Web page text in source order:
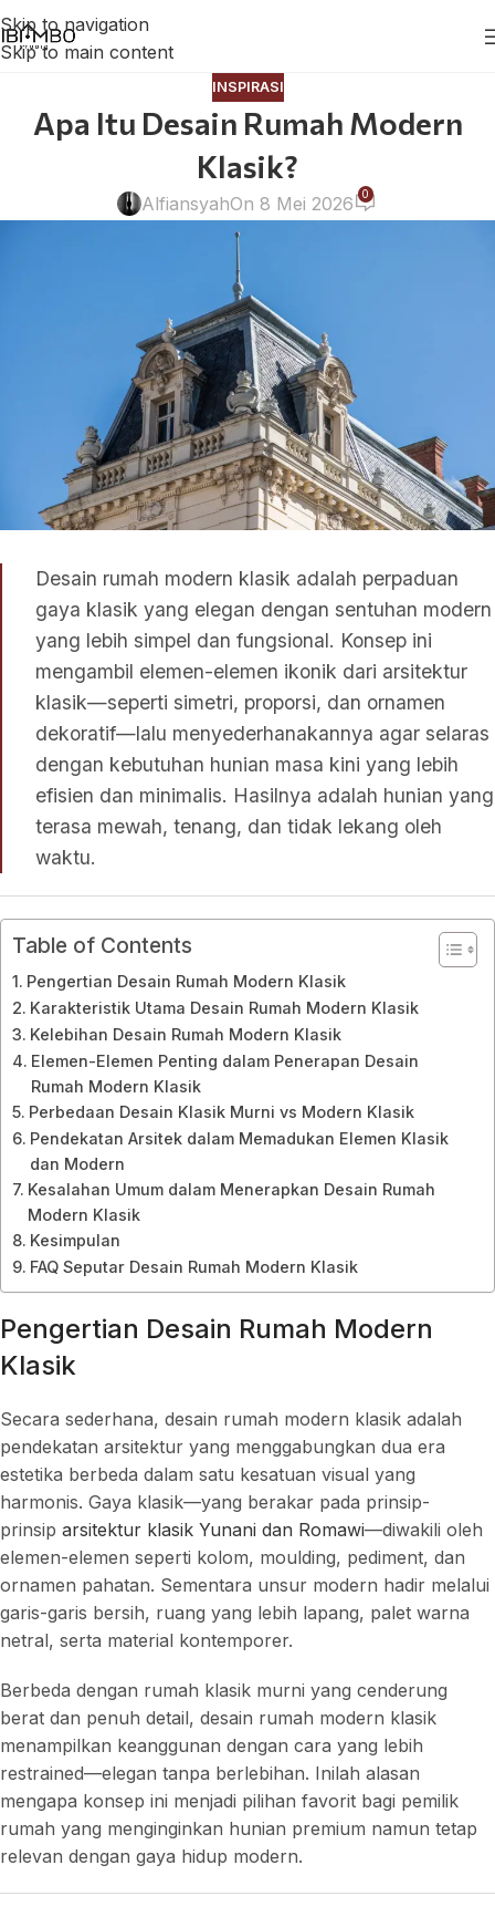
Skip to navigation
Skip to main content
INSPIRASI
Apa Itu Desain Rumah Modern
Klasik?
AlfiansyahOn 8 Mei 2026 0
Desain rumah modern klasik adalah perpaduan
gaya klasik yang elegan dengan sentuhan modern
yang lebih simpel dan fungsional. Konsep ini
mengambil elemen-elemen ikonik dari arsitektur
klasik—seperti simetri, proporsi, dan ornamen
dekoratif—lalu menyederhanakannya agar selaras
dengan kebutuhan hunian masa kini yang lebih
efisien dan minimalis. Hasilnya adalah hunian yang
terasa mewah, tenang, dan tidak lekang oleh
waktu.
Table of Contents
Pengertian Desain Rumah Modern Klasik
Karakteristik Utama Desain Rumah Modern Klasik
Kelebihan Desain Rumah Modern Klasik
Elemen-Elemen Penting dalam Penerapan Desain
Rumah Modern Klasik
Perbedaan Desain Klasik Murni vs Modern Klasik
Pendekatan Arsitek dalam Memadukan Elemen Klasik
dan Modern
Kesalahan Umum dalam Menerapkan Desain Rumah
Modern Klasik
Kesimpulan
FAQ Seputar Desain Rumah Modern Klasik
Pengertian Desain Rumah Modern
Klasik
Secara sederhana, desain rumah modern klasik adalah
pendekatan arsitektur yang menggabungkan dua era
estetika berbeda dalam satu kesatuan visual yang
harmonis. Gaya klasik—yang berakar pada prinsip-
prinsip arsitektur klasik Yunani dan Romawi—diwakili oleh
elemen-elemen seperti kolom, moulding, pediment, dan
ornamen pahatan. Sementara unsur modern hadir melalui
garis-garis bersih, ruang yang lebih lapang, palet warna
netral, serta material kontemporer.
Berbeda dengan rumah klasik murni yang cenderung
berat dan penuh detail, desain rumah modern klasik
menampilkan keanggunan dengan cara yang lebih
restrained—elegan tanpa berlebihan. Inilah alasan
mengapa konsep ini menjadi pilihan favorit bagi pemilik
rumah yang menginginkan hunian premium namun tetap
relevan dengan gaya hidup modern.